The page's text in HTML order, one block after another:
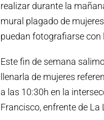
realizar durante la
mural plagado de
puedan fotografiarse con
Este fin de semana
llenarla de mujeres
a las 10:30h en la
Francisco, enfrente de La